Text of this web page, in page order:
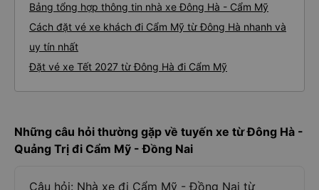
Bảng tổng hợp thông tin nhà xe Đông Hà - Cẩm Mỹ
Cách đặt vé xe khách đi Cẩm Mỹ từ Đông Hà nhanh và
uy tín nhất
Đặt vé xe Tết 2027 từ Đông Hà đi Cẩm Mỹ
Những câu hỏi thường gặp về tuyến xe từ Đông Hà -
Quảng Trị đi Cẩm Mỹ - Đồng Nai
Câu hỏi: Nhà xe đi Cẩm Mỹ - Đồng Nai từ